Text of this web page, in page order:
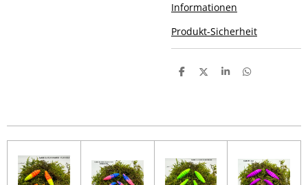
Informationen
Produkt-Sicherheit
T
n
T
n
T
n
T
n